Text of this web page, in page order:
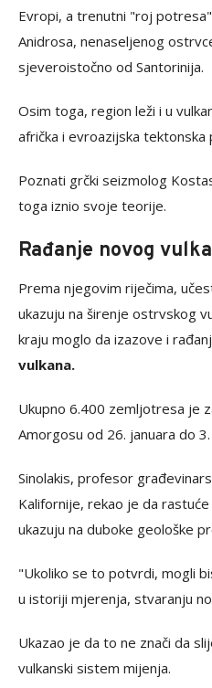
Evropi, a trenutni "roj
Anidrosa, nenaseljenog
sjeveroistočno od Santorinija.
Osim toga, region leži i u
afrička i evroazijska tektonska
Poznati grčki seizmolog
toga iznio svoje teorije.
Rađanje novog
Prema njegovim riječima,
ukazuju na širenje ostrvskog
kraju moglo da izazove i
vulkana.
Ukupno 6.400 zemljotresa je
Amorgosu od 26. januara do
Sinolakis, profesor
Kalifornije, rekao je da
ukazuju na duboke geološke
"Ukoliko se to potvrdi, mogli
u istoriji mjerenja, stvaranju
Ukazao je da to ne znači da
vulkanski sistem mijenja.